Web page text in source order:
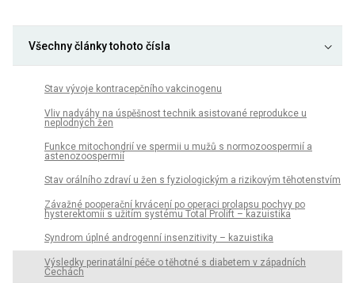
Všechny články tohoto čísla
Stav vývoje kontracepčního vakcinogenu
Vliv nadváhy na úspěšnost technik asistované reprodukce u
neplodných žen
Funkce mitochondrií ve spermii u mužů s normozoospermií a
astenozoospermií
Stav orálního zdraví u žen s fyziologickým a rizikovým těhotenstvím
Závažné pooperační krvácení po operaci prolapsu pochvy po
hysterektomii s užitím systému Total Prolift – kazuistika
Syndrom úplné androgenní insenzitivity – kazuistika
Výsledky perinatální péče o těhotné s diabetem v západních
Čechách